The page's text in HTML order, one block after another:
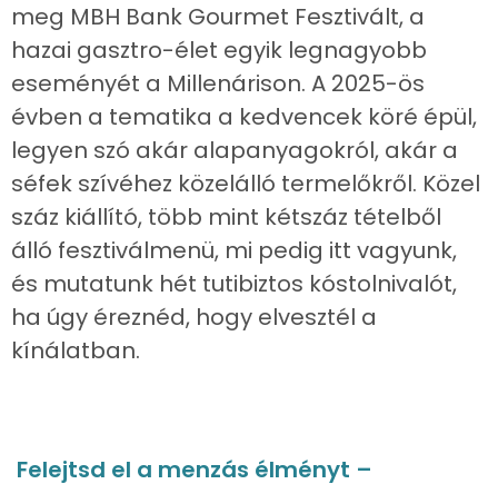
meg MBH Bank Gourmet Fesztivált, a
hazai gasztro-élet egyik legnagyobb
eseményét a Millenárison. A 2025-ös
évben a tematika a kedvencek köré épül,
legyen szó akár alapanyagokról, akár a
séfek szívéhez közelálló termelőkről. Közel
száz kiállító, több mint kétszáz tételből
álló fesztiválmenü, mi pedig itt vagyunk,
és mutatunk hét tutibiztos kóstolnivalót,
ha úgy éreznéd, hogy elvesztél a
kínálatban.
Felejtsd el a menzás élményt –